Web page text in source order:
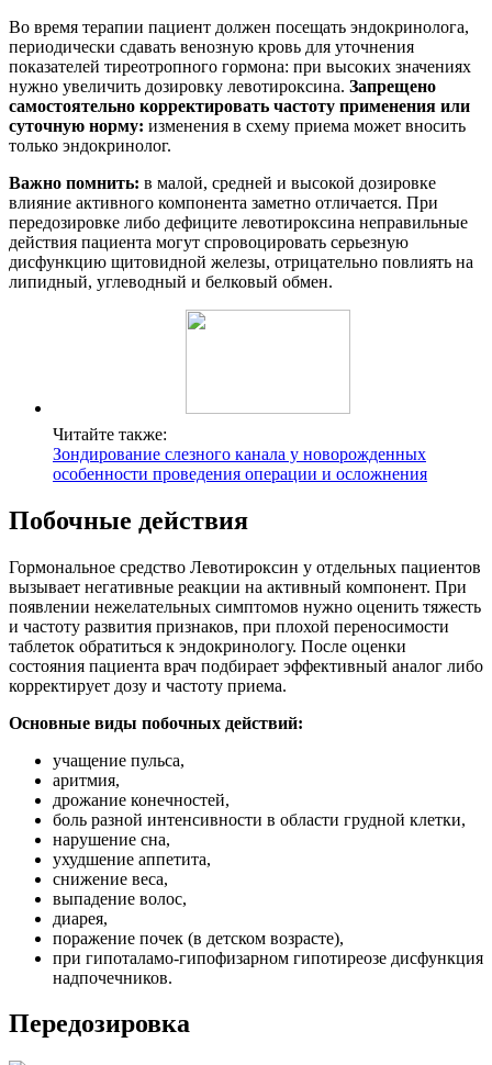
Во время терапии пациент должен посещать эндокринолога,
периодически сдавать венозную кровь для уточнения
показателей тиреотропного гормона: при высоких значениях
нужно увеличить дозировку левотироксина. Запрещено
самостоятельно корректировать частоту применения или
суточную норму: изменения в схему приема может вносить
только эндокринолог.
Важно помнить: в малой, средней и высокой дозировке
влияние активного компонента заметно отличается. При
передозировке либо дефиците левотироксина неправильные
действия пациента могут спровоцировать серьезную
дисфункцию щитовидной железы, отрицательно повлиять на
липидный, углеводный и белковый обмен.
Читайте также:
Зондирование слезного канала у новорожденных
особенности проведения операции и осложнения
Побочные действия
Гормональное средство Левотироксин у отдельных пациентов
вызывает негативные реакции на активный компонент. При
появлении нежелательных симптомов нужно оценить тяжесть
и частоту развития признаков, при плохой переносимости
таблеток обратиться к эндокринологу. После оценки
состояния пациента врач подбирает эффективный аналог либо
корректирует дозу и частоту приема.
Основные виды побочных действий:
учащение пульса,
аритмия,
дрожание конечностей,
боль разной интенсивности в области грудной клетки,
нарушение сна,
ухудшение аппетита,
снижение веса,
выпадение волос,
диарея,
поражение почек (в детском возрасте),
при гипоталамо-гипофизарном гипотиреозе дисфункция
надпочечников.
Передозировка